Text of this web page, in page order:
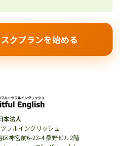
クプランを始める
本法人
フルイングリッシュ
区神宮前6-23-4 桑野ビル2階